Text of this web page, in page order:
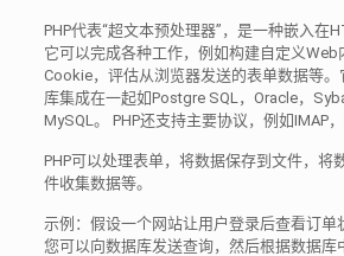
PHP代表“超文本预处理器”，是一种嵌入在
它可以完成各种工作，例如构建自定义Web
Cookie，评估从浏览器发送的表单数据等
库集成在一起如Postgre SQL，Oracle，
MySQL。 PHP还支持主要协议，例如IMAP，
PHP可以处理表单，将数据保存到文件，将
件收集数据等。
示例：假设一个网站让用户登录后查看订单
您可以向数据库发送查询，然后根据数据库